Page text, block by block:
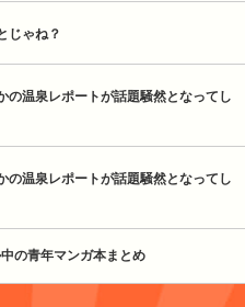
じゃね？
の温泉レポートが話題騒然となってし
の温泉レポートが話題騒然となってし
の青年マンガ本まとめ